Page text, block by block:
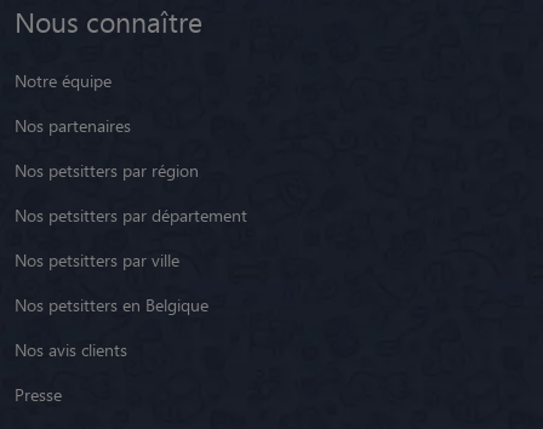
Nous connaître
Notre équipe
Nos partenaires
Nos petsitters par région
Nos petsitters par département
Nos petsitters par ville
Nos petsitters en Belgique
Nos avis clients
Presse